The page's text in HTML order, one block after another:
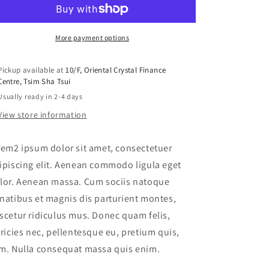
More payment options
available at10/F, Oriental Crystal Finance
Tsim Sha Tsui
ready in 2-4 days
store information
ipsum dolor sit amet, consectetuer
elit. Aenean commodo ligula eget
Aenean massa. Cum sociis natoque
et magnis dis parturient montes,
ridiculus mus. Donec quam felis,
nec, pellentesque eu, pretium quis,
Nulla consequat massa quis enim.